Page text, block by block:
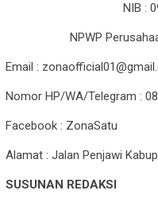
NIB :
NPWP
Email :
Nomor HP/WA/Telegram :
Facebook : ZonaSatu
Alamat : Jalan Penjawi
SUSUNAN REDAKSI